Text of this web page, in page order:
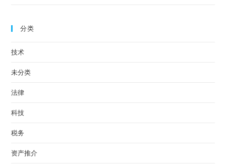
分类
技术
未分类
法律
科技
税务
资产推介